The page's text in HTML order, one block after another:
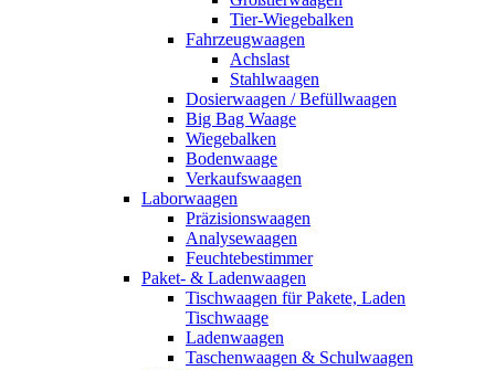
Tier-Wiegebalken
Fahrzeugwaagen
Achslast
Stahlwaagen
Dosierwaagen / Befüllwaagen
Big Bag Waage
Wiegebalken
Bodenwaage
Verkaufswaagen
Laborwaagen
Präzisionswaagen
Analysewaagen
Feuchtebestimmer
Paket- & Ladenwaagen
Tischwaagen für Pakete, Laden
Tischwaage
Ladenwaagen
Taschenwaagen & Schulwaagen